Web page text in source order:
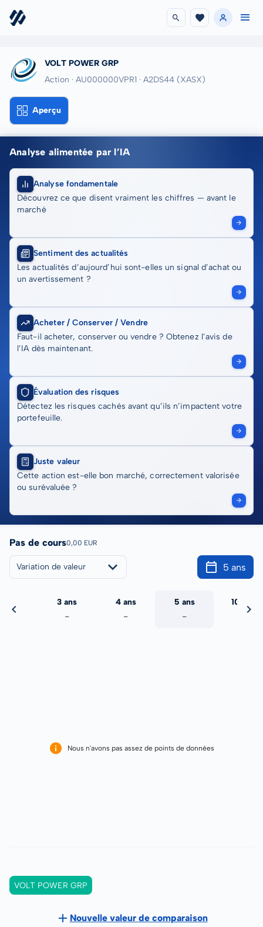
VOLT POWER GRP
Action · AU000000VPR1 · A2DS44 (XASX)
Aperçu
Analyse alimentée par l’IA
Analyse fondamentale
Découvrez ce que disent vraiment les chiffres — avant le
marché
Sentiment des actualités
Les actualités d’aujourd’hui sont-elles un signal d’achat ou
un avertissement ?
Acheter / Conserver / Vendre
Faut-il acheter, conserver ou vendre ? Obtenez l’avis de
l’IA dès maintenant.
Évaluation des risques
Détectez les risques cachés avant qu’ils n’impactent votre
portefeuille.
Juste valeur
Cette action est-elle bon marché, correctement valorisée
ou surévaluée ?
Pas de cours0,00 EUR
Variation de valeur 5 ans
3 ans
-
4 ans
-
5 ans
-
10 ans
Nous n'avons pas assez de points de données
VOLT POWER GRP
Nouvelle valeur de comparaison